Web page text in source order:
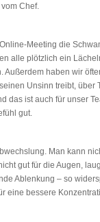
Chef.
Meeting die
alle plötzlich ein
Außerdem haben wir
Unsinn treibt, über
das ist auch für unser
gut.
Man kann
gut für die Augen,
Ablenkung – so
eine bessere